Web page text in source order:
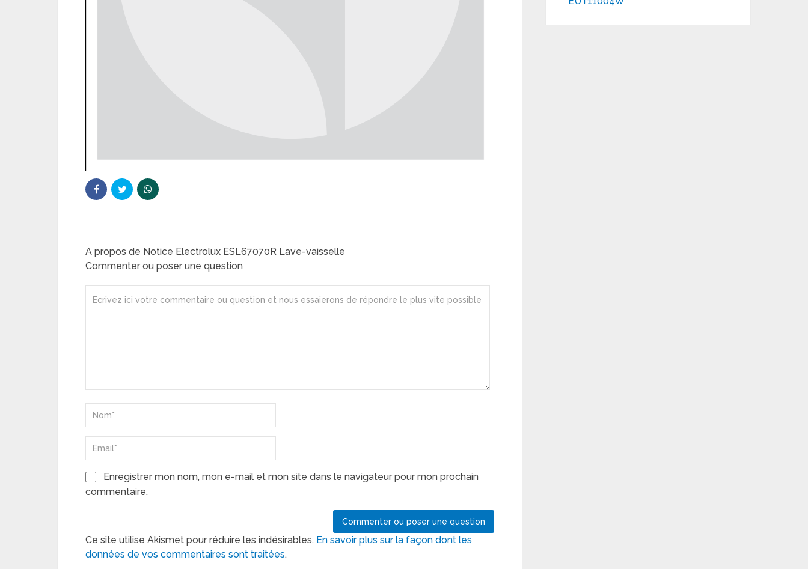
A propos de Notice Electrolux ESL67070R Lave-vaisselle
Commenter ou poser une question
Enregistrer mon nom, mon e-mail et mon site dans le navigateur pour mon prochain
commentaire.
Ce site utilise Akismet pour réduire les indésirables. En savoir plus sur la façon dont les
données de vos commentaires sont traitées.